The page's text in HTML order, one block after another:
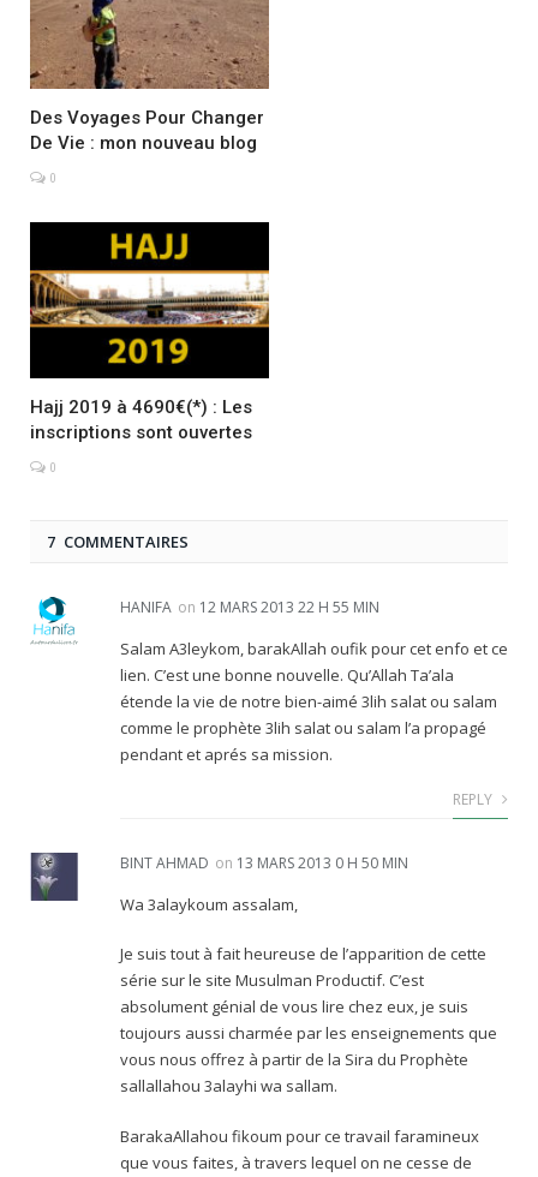
Des Voyages Pour Changer
De Vie : mon nouveau blog
0
Hajj 2019 à 4690€(*) : Les
inscriptions sont ouvertes
0
7 COMMENTAIRES
HANIFA on 12 MARS 2013 22 H 55 MIN
Salam A3leykom, barakAllah oufik pour cet enfo et ce
lien. C’est une bonne nouvelle. Qu’Allah Ta’ala
étende la vie de notre bien-aimé 3lih salat ou salam
comme le prophète 3lih salat ou salam l’a propagé
pendant et aprés sa mission.
REPLY
BINT AHMAD on 13 MARS 2013 0 H 50 MIN
Wa 3alaykoum assalam,
Je suis tout à fait heureuse de l’apparition de cette
série sur le site Musulman Productif. C’est
absolument génial de vous lire chez eux, je suis
toujours aussi charmée par les enseignements que
vous nous offrez à partir de la Sira du Prophète
sallallahou 3alayhi wa sallam.
BarakaAllahou fikoum pour ce travail faramineux
que vous faites, à travers lequel on ne cesse de